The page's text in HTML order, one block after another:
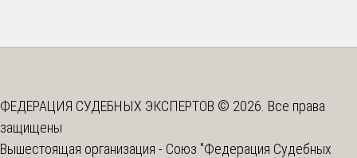
ФЕДЕРАЦИЯ СУДЕБНЫХ ЭКСПЕРТОВ © 2026. Все права
защищены
Вышестоящая организация - Союз "Федерация Судебных